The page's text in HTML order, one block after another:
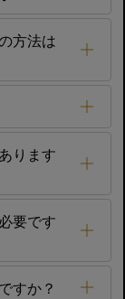
方法は
ります
要です
すか？